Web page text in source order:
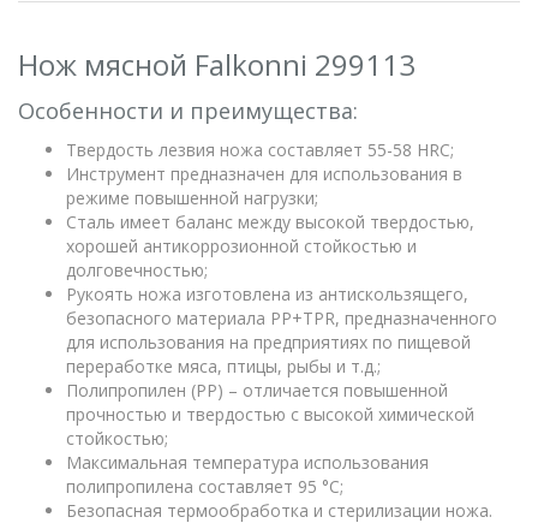
Нож мясной Falkonni 299113
Особенности и преимущества:
Твердость лезвия ножа составляет 55-58 HRC;
Инструмент предназначен для использования в
режиме повышенной нагрузки;
Сталь имеет баланс между высокой твердостью,
хорошей антикоррозионной стойкостью и
долговечностью;
Рукоять ножа изготовлена из антискользящего,
безопасного материала PP+TPR, предназначенного
для использования на предприятиях по пищевой
переработке мяса, птицы, рыбы и т.д.;
Полипропилен (PP) – отличается повышенной
прочностью и твердостью с высокой химической
стойкостью;
Максимальная температура использования
полипропилена составляет 95 °C;
Безопасная термообработка и стерилизации ножа.